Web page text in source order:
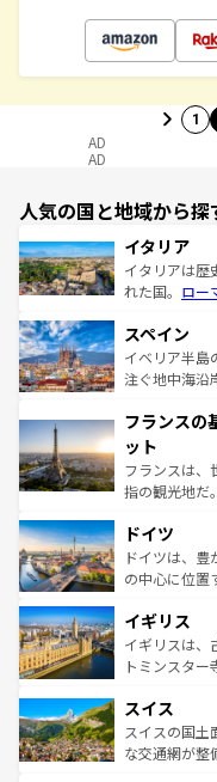
1
AD
AD
人気の国と地域から探
イタリア
イタリアは歴
れた国。 ロー
ろん、トスカ
景など、自然
ピザやパスタ
ませてくれる
なお、新着の
しい。
スペイン
イベリア半島
注ぐ地中海沿
文化が根付く
れる闘牛、そ
る。首都マド
アートに溢れ
せる。地方に
ンテンツ一覧
フランスの
ット
フランスは、
指の観光地だ
で、幅広い魅
聖堂、美し
から魅了する
いる。シャン
香り高いラベ
らに、パリ以
れる地方に足
を参照してほ
ドイツ
ドイツは、
の中心に位置
顔を持つこの
ルリンの文化
してライン川
は、お酒好きな人
ドイツ情報は
イギリス
イギリスは、
トミンスター
リアごとに異
ティー、ビー
戦など、本場
スイス
スイスの国土
な交通網が整